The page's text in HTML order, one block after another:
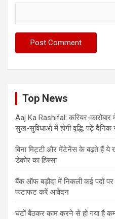
Top News
Aaj Ka Rashifal: करियर-कारोबार
सुख-सुविधाओं में होगी वृद्धि, पढ़ें दैनिक
बिना मिट्टी और मेंटेनेंस के बढ़ते हैं ये
डेकोर का हिस्‍सा
बैंक ऑफ बड़ौदा में निकली कई पदों
फटाफट करें आवेदन
घंटों बैठकर काम करने से हो गया है